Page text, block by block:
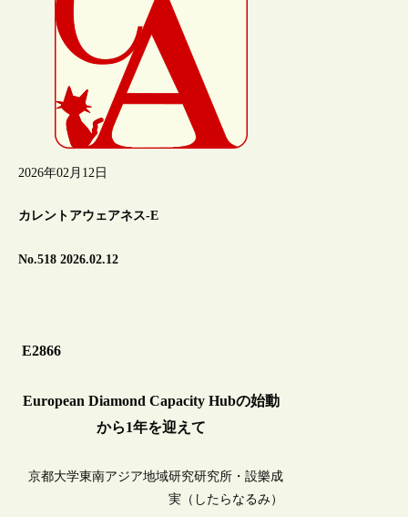
2026年02月12日
カレントアウェアネス-E
No.518 2026.02.12
E2866
European Diamond Capacity Hubの始動
から1年を迎えて
京都大学東南アジア地域研究研究所・設樂成
実（したらなるみ）